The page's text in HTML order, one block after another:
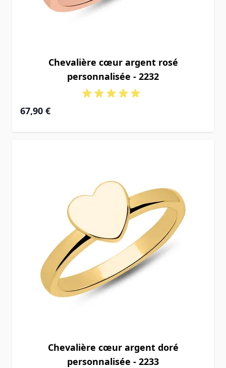
Chevalière cœur argent rosé
personnalisée - 2232
67,90 €
Chevalière cœur argent doré
personnalisée - 2233